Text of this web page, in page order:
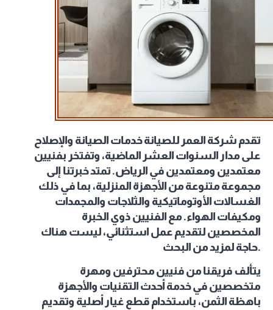
تقدم شركة العمر للصيانة خدمات الصيانة والإصلاح
على مدار السنوات العشر الماضية، وتفتخر بفنيين
معتمدين ومعتمدين في الرياض. تمتد خبرتنا إلى
مجموعة متنوعة من الأجهزة المنزلية، بما في ذلك
الغسالات الأوتوماتيكية والثلاجات والمجمدات
ومكيفات الهواء. مع الفنيين ذوي الخبرة
المخصصين لتقديم عمل استثنائي، ليست هناك
حاجة لمزيد من البحث.
يتألف فريقنا من فنيين محترفين ومهرة
متخصصين في خدمة أحدث التقنيات والأجهزة
باهظة الثمن، باستخدام قطع غيار أصلية وتقديم